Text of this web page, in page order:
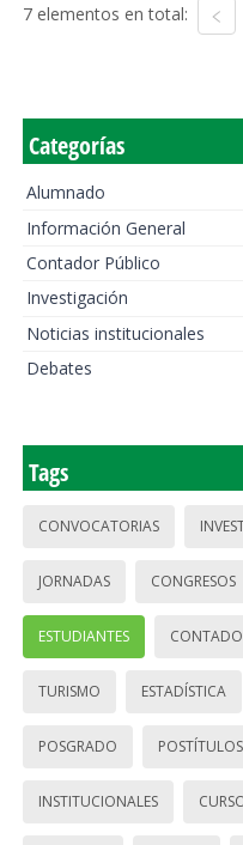
7 elementos en total:
Categorías
Alumnado
Información General
Contador Público
Investigación
Noticias institucionales
Debates
Tags
CONVOCATORIAS
JORNADAS CONGRESOS
ESTUDIANTES
TURISMO ESTADÍSTICA
POSGRADO POSTÍTULOS
INSTITUCIONALES